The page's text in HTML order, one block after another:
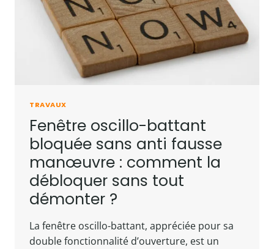
TRAVAUX
Fenêtre oscillo-battant
bloquée sans anti fausse
manœuvre : comment la
débloquer sans tout
démonter ?
La fenêtre oscillo-battant, appréciée pour sa
double fonctionnalité d’ouverture, est un